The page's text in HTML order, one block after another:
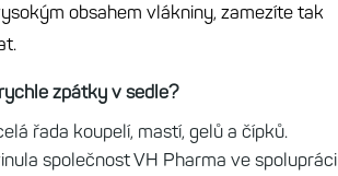
obsahem vlákniny, zamezíte tak
zpátky v sedle?
řada koupelí, mastí, gelů a čípků.
společnost VH Pharma ve spolupráci